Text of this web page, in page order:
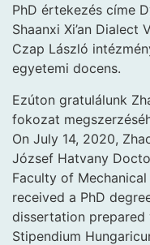
PhD értekezés címe
Shaanxi Xi’an Dialect
Czap László
egyetemi docens.
Ezúton gratulálunk
fokozat
On July 14, 2020,
József Hatvany
Faculty of
received a PhD
dissertation
Stipendium